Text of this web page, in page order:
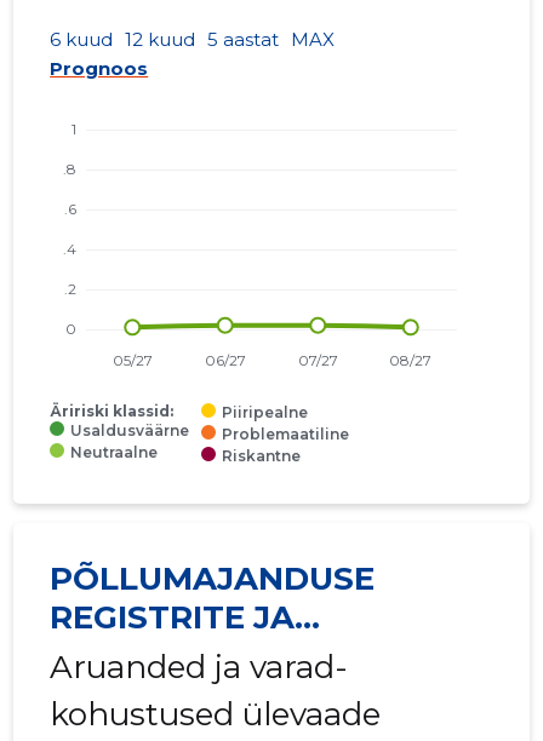
6 kuud 12 kuud 5 aastat MAX
Prognoos
Äririski klassid:
Usaldusväärne
Neutraalne
Piiripealne
Problemaatiline
Riskantne
PÕLLUMAJANDUSE
REGISTRITE JA
INFORMATSIOONI AMET
Aruanded ja varad-
kohustused ülevaade